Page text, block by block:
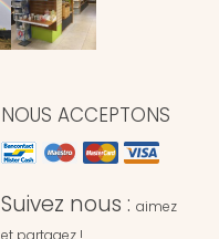
NOUS ACCEPTONS
Suivez nous : aimez